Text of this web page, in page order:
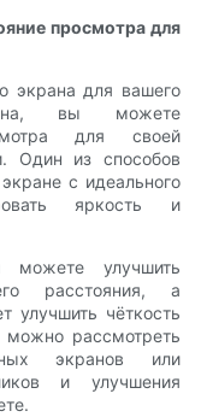
просмотра для
экрана для вашего
вы можете
для своей
Один из способов
с идеального
яркость и
можете улучшить
расстояния, а
улучшить чёткость
можно рассмотреть
экранов или
и улучшения